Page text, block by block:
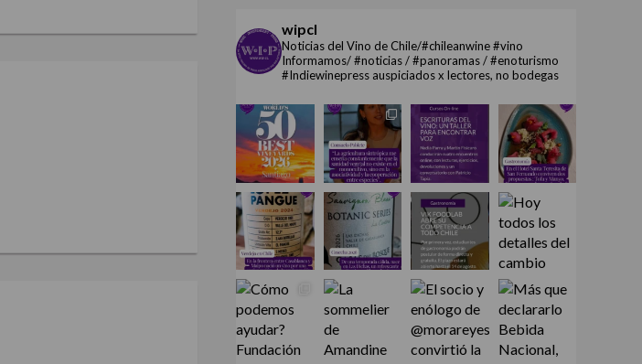
wipcl
Noticias del Vino de Chile/#chileanwine #vino
Informamos/ #noticias / #panoramas / #enoturismo
#Indiewinepress auspiciados x lectores, no bodegas